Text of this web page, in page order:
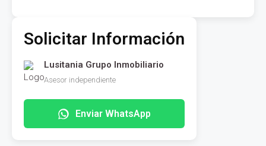
Solicitar Información
Lusitania Grupo Inmobiliario
Asesor independiente
Enviar WhatsApp